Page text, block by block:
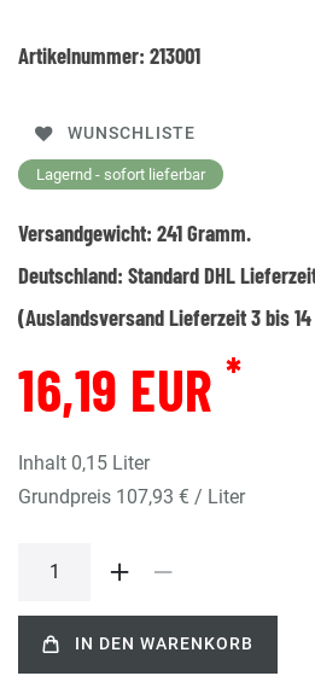
Artikelnummer: 213001
WUNSCHLISTE
Lagernd - sofort lieferbar
Versandgewicht: 241Gramm.
Deutschland: Standard DHL
(Auslandsversand Lieferzeit 3 bis
16,19 EUR *
Inhalt 0,15 Liter
Grundpreis 107,93 € / Liter
IN DEN WARENKORB